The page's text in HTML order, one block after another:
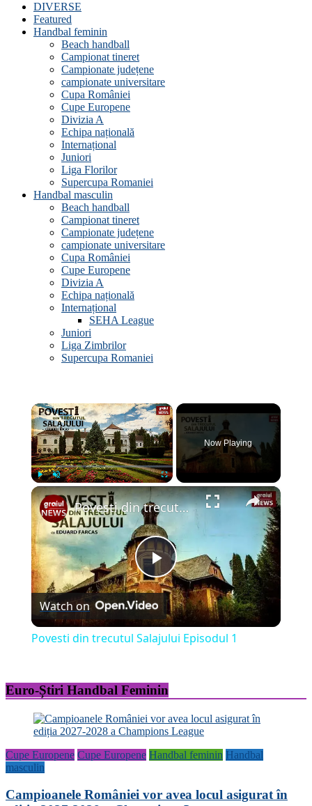
DIVERSE
Featured
Handbal feminin
Beach handball
Campionat tineret
Campionate județene
campionate universitare
Cupa României
Cupe Europene
Divizia A
Echipa națională
Internațional
Juniori
Liga Florilor
Supercupa Romaniei
Handbal masculin
Beach handball
Campionat tineret
Campionate județene
campionate universitare
Cupa României
Cupe Europene
Divizia A
Echipa națională
Internațional
SEHA League
Juniori
Liga Zimbrilor
Supercupa Romaniei
×
Play Unmute Fullscreen
Now Playing
×
Play
Video
Povesti din trecutul Salajului Episodul 1
Watch on
Povesti din trecutul Salajului Episodul 1
Euro-Știri Handbal Feminin
Cupe Europene Cupe Europene Handbal feminin Handbal
masculin
Campioanele României vor avea locul asigurat în